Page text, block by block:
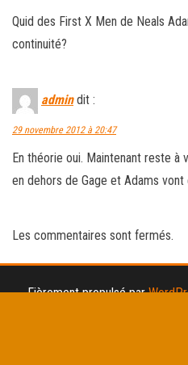
Quid des First X Men de Neals
continuité?
admin dit :
29 novembre 2012 à 20:47
En théorie oui. Maintenant reste à
en dehors de Gage et Adams vont
Les commentaires sont fermés.
Fièrement propulsé par